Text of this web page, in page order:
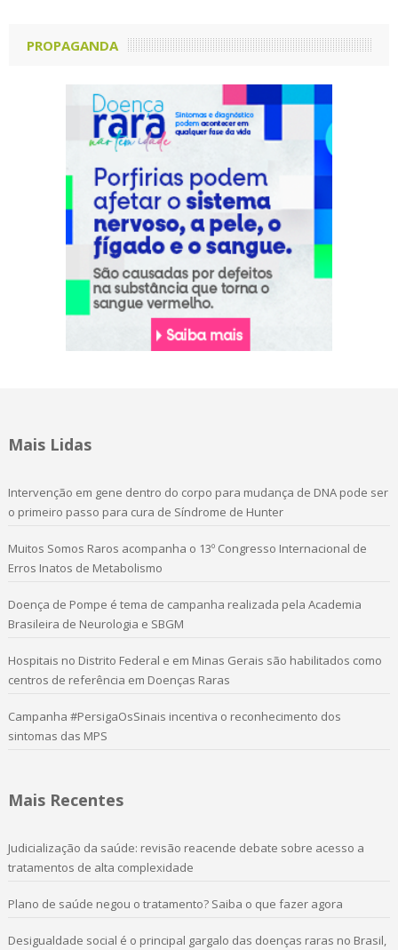
PROPAGANDA
Mais Lidas
Intervenção em gene dentro do corpo para mudança de DNA pode ser
o primeiro passo para cura de Síndrome de Hunter
Muitos Somos Raros acompanha o 13º Congresso Internacional de
Erros Inatos de Metabolismo
Doença de Pompe é tema de campanha realizada pela Academia
Brasileira de Neurologia e SBGM
Hospitais no Distrito Federal e em Minas Gerais são habilitados como
centros de referência em Doenças Raras
Campanha #PersigaOsSinais incentiva o reconhecimento dos
sintomas das MPS
Mais Recentes
Judicialização da saúde: revisão reacende debate sobre acesso a
tratamentos de alta complexidade
Plano de saúde negou o tratamento? Saiba o que fazer agora
Desigualdade social é o principal gargalo das doenças raras no Brasil,